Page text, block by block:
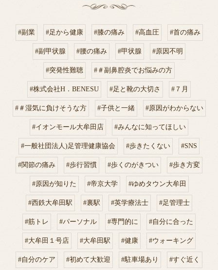
#副業 #足から健康 #膝の痛み #高血圧 #首の痛み
#副甲状腺 #腰の痛み #甲状腺 #原因不明
#突発性難聴 #＃副鼻腔炎でお悩みの方
#株式会社H．BENESU #足と靴の大切さ #７月
#＃湿気に負けそうな方 #子供と一緒 #原因がわからない
#イオンモール大牟田店 #みんなに知ってほしい
#一般社団法人)足管理健康協会 #歩きたくない #SNS
#関節の痛み #歩行習慣 #歩くのがきつい #歩き方変
#原因が知りた #帝京大学 #ゆめタウン大牟田
#西鉄大牟田駅 #裏駅 #英学療法士 #足管理士
#筋トレ #パーソナル #専門的に #自分に合った
#大牟田１号店 #大牟田駅 #健康 #ウォーキング
#自分のケア #初めて大歓迎 #駐車場あり #すぐ近く